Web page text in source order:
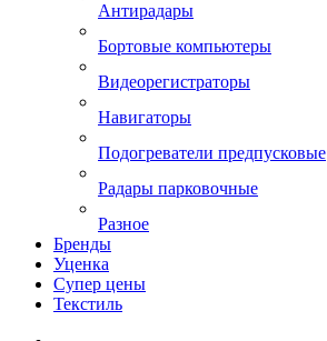
Антирадары
Бортовые компьютеры
Видеорегистраторы
Навигаторы
Подогреватели предпусковые
Радары парковочные
Разное
Бренды
Уценка
Супер цены
Текстиль